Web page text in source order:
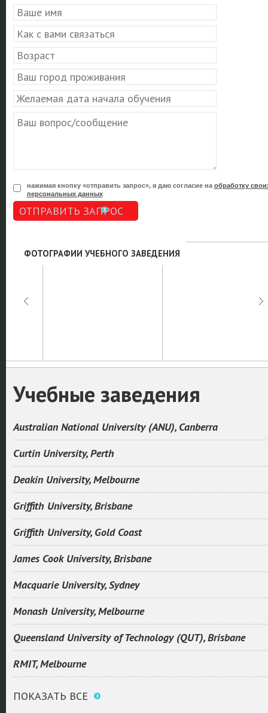
нажимая кнопку «отправить запрос», я даю согласие на обработку
персональных данных
ОТПРАВИТЬ ЗАПРОС
ФОТОГРАФИИ УЧЕБНОГО ЗАВЕДЕНИЯ
Учебные заведения
Australian National University (ANU), Canberra
Curtin University, Perth
Deakin University, Melbourne
Griffith University, Brisbane
Griffith University, Gold Coast
James Cook University, Brisbane
Macquarie University, Sydney
Monash University, Melbourne
Queensland University of Technology (QUT), Brisbane
RMIT, Melbourne
ПОКАЗАТЬ ВСЕ